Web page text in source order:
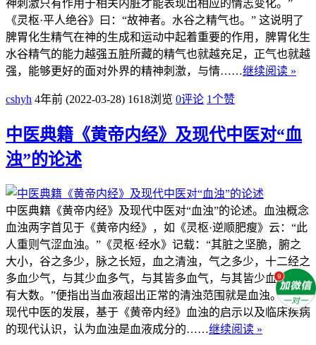
神刺激只有作用于相关内脏才能表现出相应的情志变化。”
《灵枢·平人绝谷》曰：“故神者。水谷之精气也。” 这说明了
脾胃化生精气在神的生成和运动中起着重要的作用，脾胃化生
水谷精气的能力越强五脏所藏的精气也就越充足，正气也就越
强，能够更好的面对外界的精神刺激，与情……继续阅读 »
cshyh 4年前 (2022-03-28) 1618浏览 0评论 1个赞
中医典籍《黄帝内经》及现代中医对“血
浊”的论述
中医典籍《黄帝内经》及现代中医对“血浊”的论述。血浊概念
血浊两字首见于《黄帝内经》，如《灵枢·逆顺肥瘦》云：“此
人重则气涩血浊。”《灵枢·经水》记载：“其脏之坚脆，腑之
大小，谷之多少，脉之长短，血之清浊，气之多少，十二经之
多血少气，与其少血多气，与其皆多血气，与其皆少血气，皆
有大数。”便指出当血液超出正常的清浊范围就是血浊。 随着
现代中医的发展，基于《黄帝内经》血浊的启示以及临床疾病
的现代认识，认为血浊是血液成分的……继续阅读 »